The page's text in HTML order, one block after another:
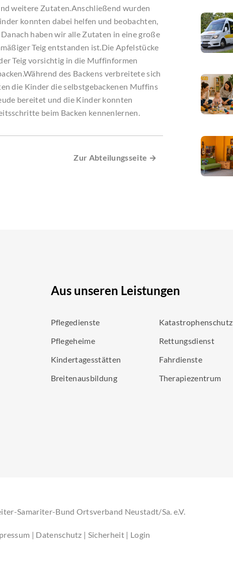
weitere Zutaten.Anschließend wurden
konnten dabei helfen und beobachten,
haben wir alle Zutaten in eine große
Teig entstanden ist.Die Apfelstücke
Teig vorsichtig in die Muffinformen
des Backens verbreitete sich
die Kinder die selbstgebackenen Muffins
bereitet und die Kinder konnten
beim Backen kennenlernen.
Zur Abteilungsseite →
Aus unseren Leistungen
Pflegedienste
Pflegeheime
Kindertagesstätten
Breitenausbildung
Katastrophenschutz
Rettungsdienst
Fahrdienste
Therapiezentrum
Samariter-Bund Ortsverband Neustadt/Sa. e.V.
| Datenschutz | Sicherheit | Login